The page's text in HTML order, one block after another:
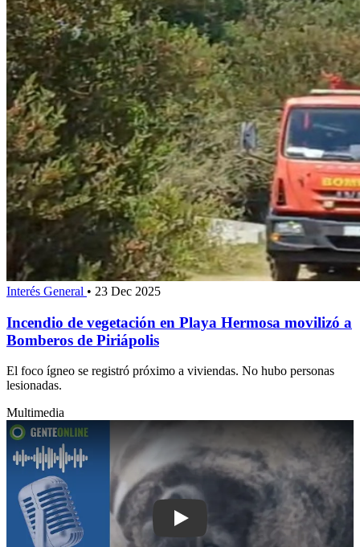
Interés General • 23 Dec 2025
Incendio de vegetación en Playa Hermosa movilizó a
Bomberos de Piriápolis
El foco ígneo se registró próximo a viviendas. No hubo personas
lesionadas.
Multimedia
Play: Proponen crear un monumento